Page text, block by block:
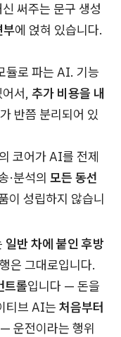
써주는 문구 생성
부에 얹혀 있습니다.
듈로 파는 AI. 기능
서, 추가 비용을 내
반쯤 분리되어 있
코어가 AI를 전제
·분석의 모든 동선
이 성립하지 않습니
일반 차에 붙인 후방
은 그대로입니다.
트롤입니다 — 돈을
티브 AI는 처음부터
운전이라는 행위